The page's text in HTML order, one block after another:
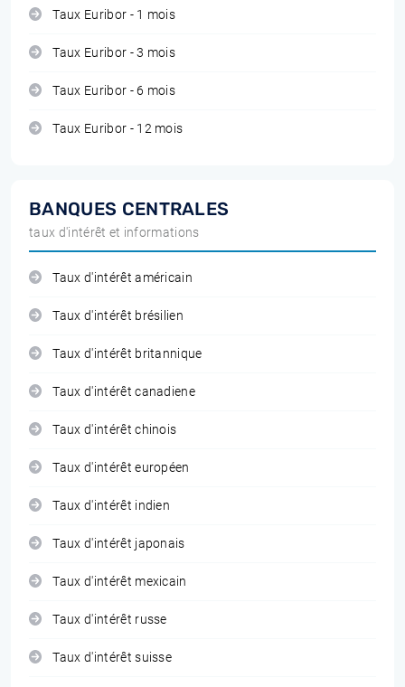
Taux Euribor - 1 mois
Taux Euribor - 3 mois
Taux Euribor - 6 mois
Taux Euribor - 12 mois
BANQUES CENTRALES
taux d'intérêt et informations
Taux d'intérêt américain
Taux d'intérêt brésilien
Taux d'intérêt britannique
Taux d'intérêt canadiene
Taux d'intérêt chinois
Taux d'intérêt européen
Taux d'intérêt indien
Taux d'intérêt japonais
Taux d'intérêt mexicain
Taux d'intérêt russe
Taux d'intérêt suisse